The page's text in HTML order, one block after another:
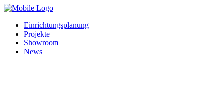
Einrichtungsplanung
Projekte
Showroom
News